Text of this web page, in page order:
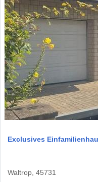
Exclusives
Waltrop, 45731